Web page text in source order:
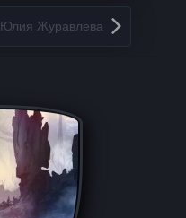
Юлия Жypaвлeвa